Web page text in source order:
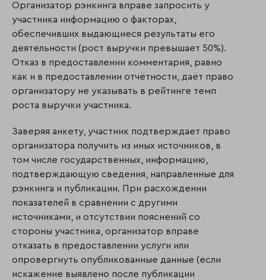
Организатор рэнкинга вправе запросить у
участника информацию о факторах,
обеспечивших выдающиеся результаты его
деятельности (рост выручки превышает 50%).
Отказ в предоставлении комментария, равно
как и в предоставлении отчётности, даёт право
организатору не указывать в рейтинге темп
роста выручки участника.
Заверяя анкету, участник подтверждает право
организатора получить из иных источников, в
том числе государственных, информацию,
подтверждающую сведения, направленные для
рэнкинга и публикации. При расхождении
показателей в сравнении с другими
источниками, и отсутствии пояснений со
стороны участника, организатор вправе
отказать в предоставлении услуги или
опровергнуть опубликованные данные (если
искажение выявлено после публикации